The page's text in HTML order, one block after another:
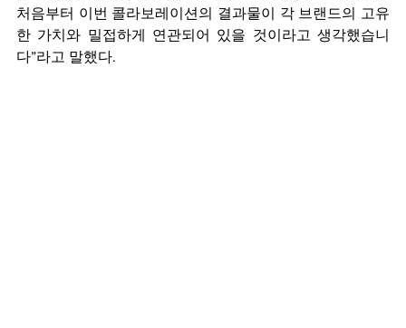
처음부터 이번 콜라보레이션의 결과물이 각 브랜드의 고유
한 가치와 밀접하게 연관되어 있을 것이라고 생각했습니
다”라고 말했다.